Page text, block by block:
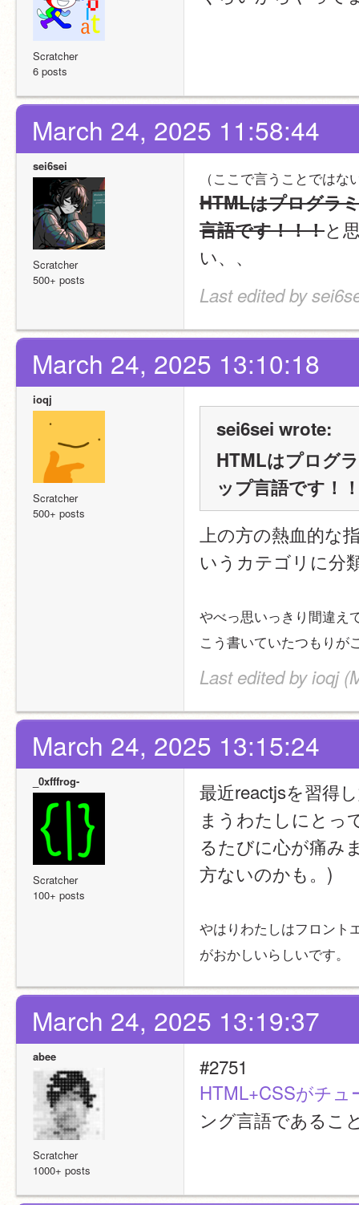
Scratcher
6 posts
March 24, 2025 11:58:44
sei6sei
Scratcher
500+ posts
（ここで言うことではな
HTMLはプログラ
言語です！！！と
い、、
Last edited by
March 24, 2025 13:10:18
ioqj
Scratcher
500+ posts
sei6sei wrote:
HTMLはプログ
ップ言語です！
上の方の熱血的な
いうカテゴリに分
やべっ思いっきり間違え
こう書いていたつもりが
Last edited by ioqj
March 24, 2025 13:15:24
_0xfffrog-
Scratcher
100+ posts
最近reactjsを習得
まうわたしにとっ
るたびに心が痛み
方ないのかも。)
やはりわたしはフロント
がおかしいらしいです。
March 24, 2025 13:19:37
abee
Scratcher
1000+ posts
#2751
HTML+CSSがチ
ング言語であるこ